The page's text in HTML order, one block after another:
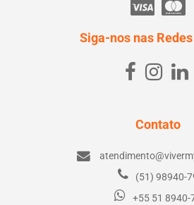
Siga-nos nas
Contato
(51) 98940-
+55 51 8940-